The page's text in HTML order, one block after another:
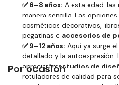
✅ 6–8 años: A esta edad, las
manera sencilla. Las
cosméticos decorativos,
pegatinas o accesorios de
✅ 9–12 años: Aquí ya surge
detallado y la autoexpresión.
apreciaránestudios de
rotuladores de calidad para
Por ocasión